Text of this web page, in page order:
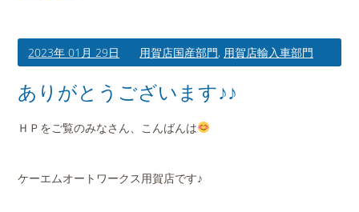
2023年 01月 29日 用賀店国産部門, 用賀店輸入車部門
ありがとうございます♪♪
ＨＰをご覧のみなさん、こんばんは
ケーエムオートワークス用賀店です♪